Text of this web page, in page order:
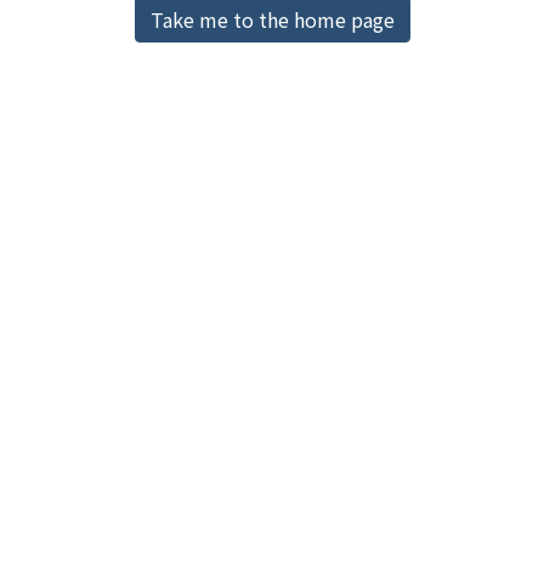
Download RankingTake me to the home page